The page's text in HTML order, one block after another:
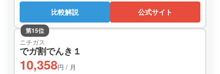
比較解説 公式サイト
第15位
ニチガス
でガ割でんき１
10,358円 / 月